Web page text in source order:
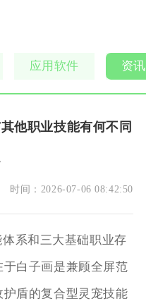
应用软件 资
他职业技能有何不同
时间： 2026-07-06 08:42:50
系和三大基础职业存
白子画是兼顾全屏范
盾的复合型灵宠技能